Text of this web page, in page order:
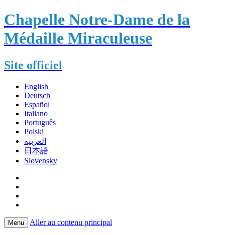
Chapelle Notre-Dame de la
Médaille Miraculeuse
Site officiel
English
Deutsch
Español
Italiano
Português
Polski
العربية
日本語
Slovensky
Menu Aller au contenu principal